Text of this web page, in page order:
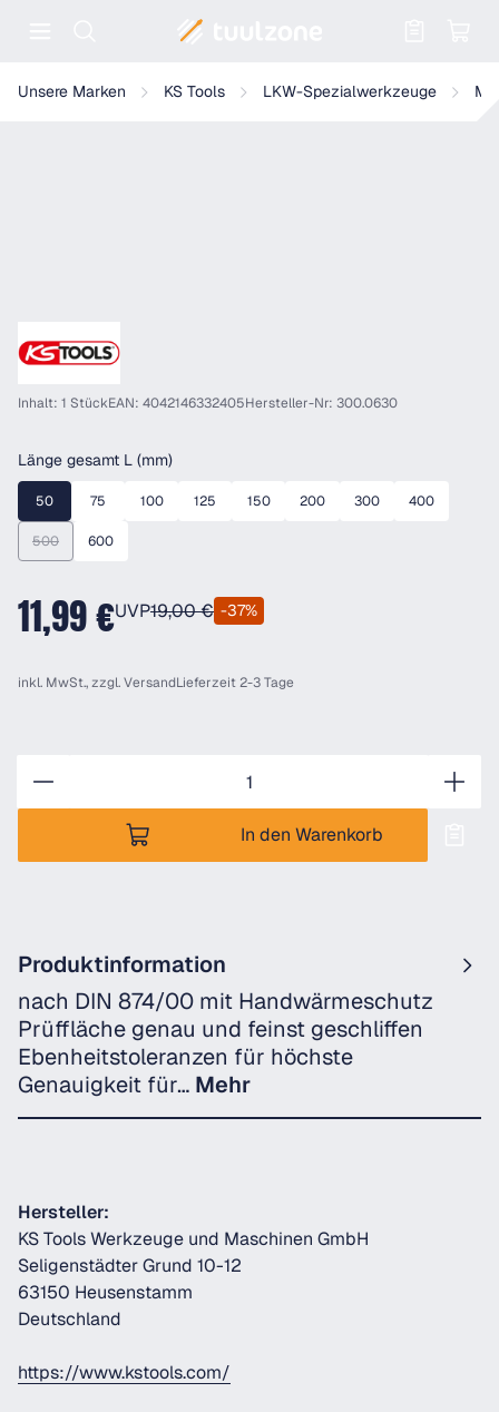
Unsere Marken KS Tools LKW-Spezialwerkzeuge
KS Tools Präzisions-Haarlineal
Inhalt: 1 StückEAN: 4042146332405Hersteller-Nr: 300.0630
Länge gesamt L (mm)auswählen
50 75 100 125 150 200 300 400
500(Diese Option ist zurzeit nicht verfügbar.)
600
11,99 €UVP19,00 € -37%
inkl. MwSt., zzgl.VersandLieferzeit 2-3 Tage
In den Warenkorb
Produktinformation
nach DIN 874/00 mit Handwärmeschutz
Prüffläche genau und feinst geschliffen
Ebenheitstoleranzen für höchste
Genauigkeit für… Mehr
Hersteller:
KS Tools Werkzeuge und Maschinen GmbH
Seligenstädter Grund 10-12
63150 Heusenstamm
Deutschland
https://www.kstools.com/